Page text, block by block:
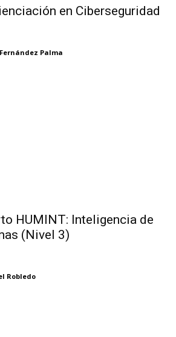
en Ciberseguridad
Palma
HUMINT: Inteligencia de
(Nivel 3)
Robledo